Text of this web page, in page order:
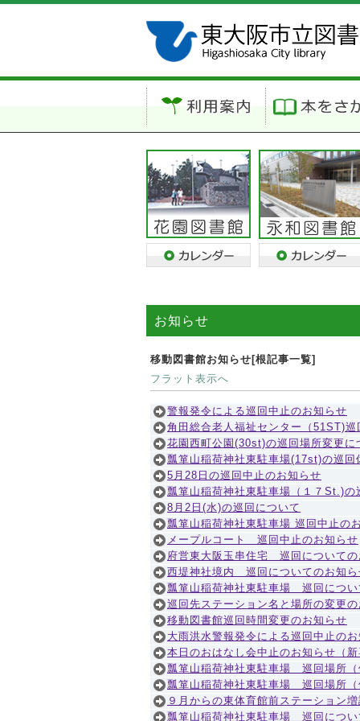
お知らせ
移動図書館お知らせ[根記事一覧]
フラット表示へ
警報発令による巡回中止のお知らせ
角田総合老人福祉センター（51ST)
花園西町公園(30st)の巡回場所変更に
瓢箪山稲荷神社東駐車場(17st)の巡回
5月28日の巡回中止のお知らせ
瓢箪山稲荷神社東駐車場（１７St.)の
8月2日(水)の巡回について
瓢箪山稲荷神社東駐車場 巡回中止の
メープルコート 巡回中止のお知らせ
府営東大阪玉串住宅 巡回についての
西堤神社境内 巡回についてのお知ら
瓢箪山稲荷神社東駐車場 巡回につい
巡回先ステーション名と場所の変更
移動図書館巡回時間変更のお知らせ
大雨洪水警報発令による巡回中止の
本日のおはなし会中止のお知らせ（新
瓢箪山稲荷神社東駐車場 巡回場所（
瓢箪山稲荷神社東駐車場 巡回場所（
９月からの東体育館前ステーション
瓢箪山稲荷神社東駐車場 巡回につい